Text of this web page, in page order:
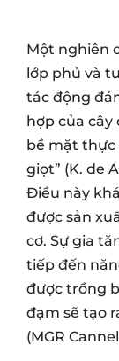
Một nghiên
lớp phủ và
tác động
hợp của
bề mặt
giọt” (K. de
Điều này
được sản
cơ. Sự gia
tiếp đến
được trồng
đạm sẽ tạo
(MGR